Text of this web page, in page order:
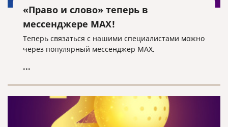
«Право и слово» теперь в
мессенджере MAX!
Теперь связаться с нашими специалистами можно
через популярный мессенджер MAX.
...